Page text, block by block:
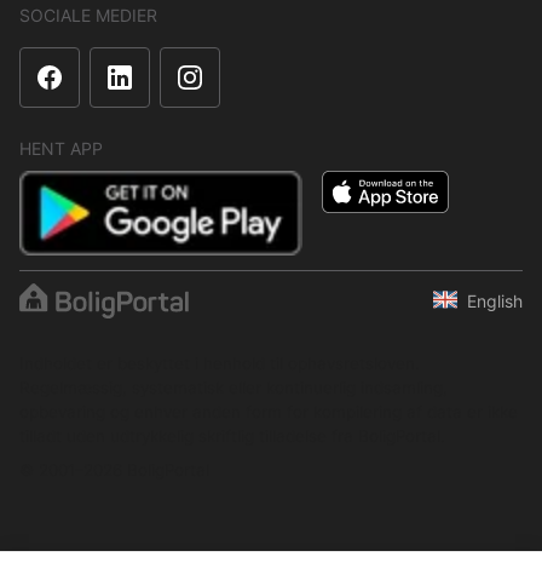
SOCIALE MEDIER
HENT APP
English